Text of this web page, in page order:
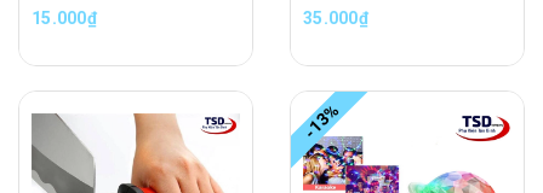
15.000₫
35.000₫
-13%